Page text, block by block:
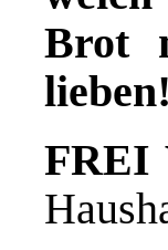
Brot
lieben!
FREI